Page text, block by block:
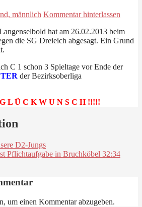
männlich Kommentar hinterlassen
hat am 26.02.2013 beim
die SG Dreieich abgesagt. Ein Grund
C 1 schon 3 Spieltage vor Ende der
der Bezirksoberliga
L Ü C K W U N S C H !!!!!
D2-Jungs
Pflichtaufgabe in Bruchköbel 32:34
um einen Kommentar abzugeben.